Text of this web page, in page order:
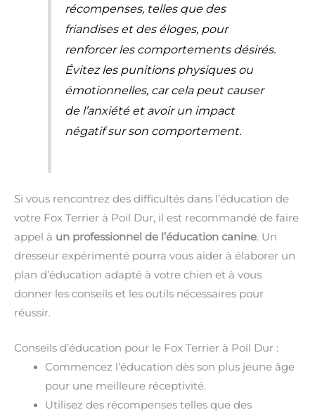
récompenses, telles que des
friandises et des éloges, pour
renforcer les comportements désirés.
Évitez les punitions physiques ou
émotionnelles, car cela peut causer
de l’anxiété et avoir un impact
négatif sur son comportement.
Si vous rencontrez des difficultés dans l’éducation de
votre Fox Terrier à Poil Dur, il est recommandé de faire
appel à un professionnel de l’éducation canine. Un
dresseur expérimenté pourra vous aider à élaborer un
plan d’éducation adapté à votre chien et à vous
donner les conseils et les outils nécessaires pour
réussir.
Conseils d’éducation pour le Fox Terrier à Poil Dur :
Commencez l’éducation dès son plus jeune âge
pour une meilleure réceptivité.
Utilisez des récompenses telles que des